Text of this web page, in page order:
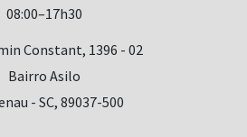
08:00–17h30
Constant, 1396 - 02
Bairro Asilo
- SC, 89037-500